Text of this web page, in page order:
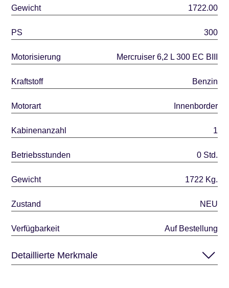
Gewicht 1722.00
PS 300
Motorisierung Mercruiser 6,2 L 300 EC BIII
Kraftstoff Benzin
Motorart Innenborder
Kabinenanzahl 1
Betriebsstunden 0 Std.
Gewicht 1722 Kg.
Zustand NEU
Verfügbarkeit Auf Bestellung
Detaillierte Merkmale